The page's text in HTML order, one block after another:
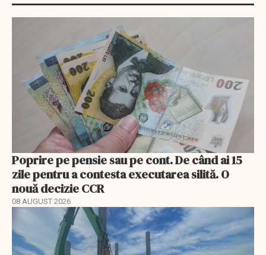
Poprire pe pensie sau pe cont. De când ai 15
zile pentru a contesta executarea silită. O
nouă decizie CCR
08 AUGUST 2026